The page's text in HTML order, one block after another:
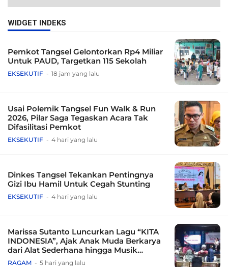
WIDGET INDEKS
Pemkot Tangsel Gelontorkan Rp4 Miliar
Untuk PAUD, Targetkan 115 Sekolah
EKSEKUTIF 18 jam yang lalu
Usai Polemik Tangsel Fun Walk & Run
2026, Pilar Saga Tegaskan Acara Tak
Difasilitasi Pemkot
EKSEKUTIF 4 hari yang lalu
Dinkes Tangsel Tekankan Pentingnya
Gizi Ibu Hamil Untuk Cegah Stunting
EKSEKUTIF 4 hari yang lalu
Marissa Sutanto Luncurkan Lagu “KITA
INDONESIA”, Ajak Anak Muda Berkarya
dari Alat Sederhana hingga Musik
Tradisional
RAGAM 5 hari yang lalu